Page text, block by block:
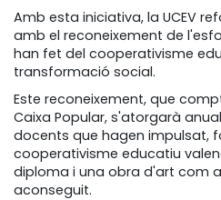
Amb esta iniciativa, la UCEV
amb el reconeixement de
han fet del cooperativisme
transformació social.
Este reconeixement, que
Caixa Popular, s'atorgarà
docents que hagen impulsat,
cooperativisme educatiu
diploma i una obra d'art com
aconseguit.